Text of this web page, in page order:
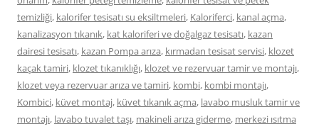
temizliği, kalorifer tesisatı su eksiltmeleri, Kaloriferci, kanal açma,
kanalizasyon tıkanık, kat kaloriferi ve doğalgaz tesisatı, kazan
dairesi tesisatı, kazan Pompa arıza, kırmadan tesisat servisi, klozet
kaçak tamiri, klozet tıkanıklığı, klozet ve rezervuar tamir ve montajı,
klozet veya rezervuar arıza ve tamiri, kombi, kombi montajı,
Kombici, küvet montaj, küvet tıkanık açma, lavabo musluk tamir ve
montajı, lavabo tuvalet taşı, makineli arıza giderme, merkezi ısıtma